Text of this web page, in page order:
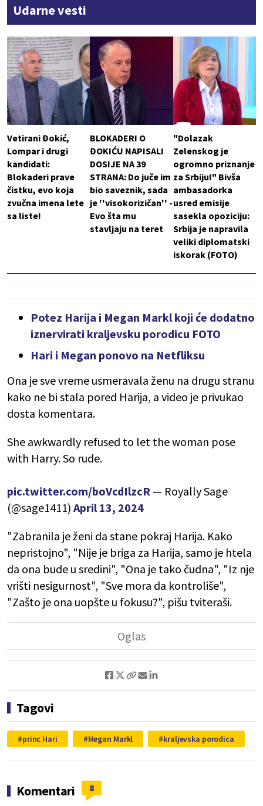
Udarne vesti
Vetirani Đokić,
Lompar i drugi
kandidati:
Blokaderi prave
čistku, evo koja
zvučna imena lete
sa liste!
BLOKADERI O
ĐOKIĆU NAPISALI
DOSIJE NA 39
STRANA: Do juče im
bio saveznik, sada
je ''visokorizičan'' -
Evo šta mu
stavljaju na teret
"Dolazak
Zelenskog je
ogromno priznanje
za Srbiju!" Bivša
ambasadorka
usred emisije
sasekla opoziciju:
Srbija je napravila
veliki diplomatski
iskorak (FOTO)
Potez Harija i Megan Markl koji će dodatno
iznervirati kraljevsku porodicu FOTO
Hari i Megan ponovo na Netfliksu
Ona je sve vreme usmeravala ženu na drugu stranu
kako ne bi stala pored Harija, a video je privukao
dosta komentara.
She awkwardly refused to let the woman pose
with Harry. So rude.
pic.twitter.com/boVcdIlzcR — Royally Sage
(@sage1411) April 13, 2024
"Zabranila je ženi da stane pokraj Harija. Kako
nepristojno", "Nije je briga za Harija, samo je htela
da ona bude u sredini", "Ona je tako čudna", "Iz nje
vrišti nesigurnost", "Sve mora da kontroliše",
"Zašto je ona uopšte u fokusu?", pišu tviteraši.
Tagovi
princ Hari Megan Markl kraljevska porodica
Komentari 8